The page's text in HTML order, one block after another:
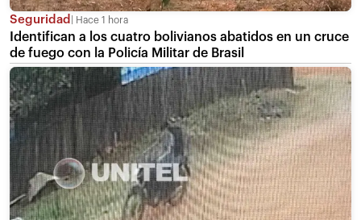
Seguridad Hace 1 hora
Identifican a los cuatro bolivianos abatidos en un cruce
de fuego con la Policía Militar de Brasil